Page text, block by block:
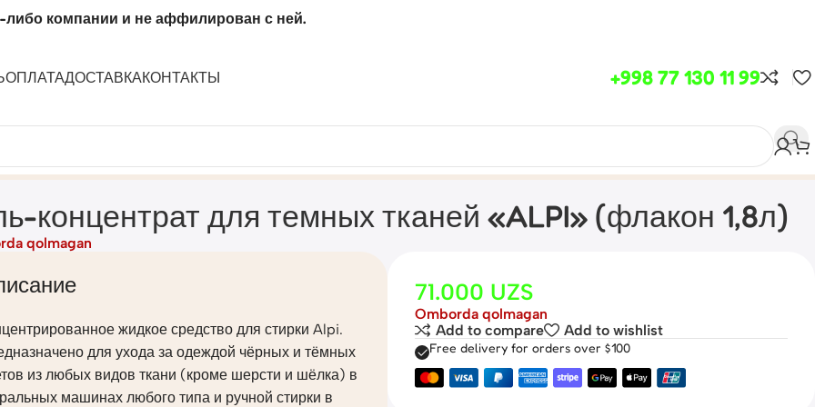
компании и не аффилирован с ней.
ОПЛАТАДОСТАВКАКОНТАКТЫ +998 77 130 11 99
(флакон 1,8л)
концентрат для темных тканей «ALPI» (флакон 1,8л)
qolmagan
жидкое средство для стирки Alpi.
для ухода за одеждой чёрных и тёмных
из любых видов ткани (кроме шерсти и шёлка) в
машинах любого типа и ручной стирки в
71.000 UZS
Omborda qolmagan
Add to compare
Add to wishlist
Free delivery for orders over $100